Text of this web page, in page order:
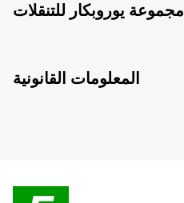
مجموعة يوروبكار للتنقلات
المعلومات القانونية